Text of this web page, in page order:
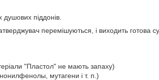
піддонів.
перемішуються, і виходить готова
"Пластол" не мають запаху)
мутагени і т. п.)